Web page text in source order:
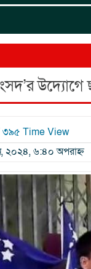
উদ্যোগে
৩৯৫ Time View
২০২৪, ৬:৪০ অপরাহ্ন